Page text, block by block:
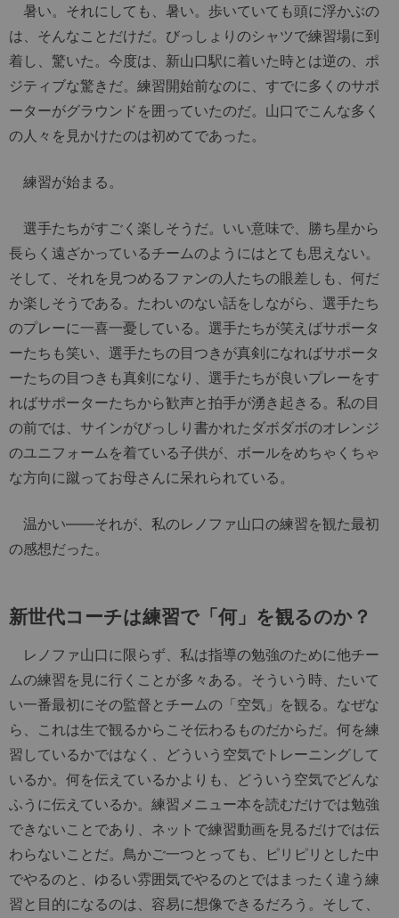
暑い。それにしても、暑い。歩いていても頭に浮かぶの
は、そんなことだけだ。びっしょりのシャツで練習場に到
着し、驚いた。今度は、新山口駅に着いた時とは逆の、ポ
ジティブな驚きだ。練習開始前なのに、すでに多くのサポ
ーターがグラウンドを囲っていたのだ。山口でこんな多く
の人々を見かけたのは初めてであった。
練習が始まる。
選手たちがすごく楽しそうだ。いい意味で、勝ち星から
長らく遠ざかっているチームのようにはとても思えない。
そして、それを見つめるファンの人たちの眼差しも、何だ
か楽しそうである。たわいのない話をしながら、選手たち
のプレーに一喜一憂している。選手たちが笑えばサポータ
ーたちも笑い、選手たちの目つきが真剣になればサポータ
ーたちの目つきも真剣になり、選手たちが良いプレーをす
ればサポーターたちから歓声と拍手が湧き起きる。私の目
の前では、サインがびっしり書かれたダボダボのオレンジ
のユニフォームを着ている子供が、ボールをめちゃくちゃ
な方向に蹴ってお母さんに呆れられている。
温かい――それが、私のレノファ山口の練習を観た最初
の感想だった。
新世代コーチは練習で「何」を観るのか？
レノファ山口に限らず、私は指導の勉強のために他チー
ムの練習を見に行くことが多々ある。そういう時、たいて
い一番最初にその監督とチームの「空気」を観る。なぜな
ら、これは生で観るからこそ伝わるものだからだ。何を練
習しているかではなく、どういう空気でトレーニングして
いるか。何を伝えているかよりも、どういう空気でどんな
ふうに伝えているか。練習メニュー本を読むだけでは勉強
できないことであり、ネットで練習動画を見るだけでは伝
わらないことだ。鳥かご一つとっても、ピリピリとした中
でやるのと、ゆるい雰囲気でやるのとではまったく違う練
習と目的になるのは、容易に想像できるだろう。そして、